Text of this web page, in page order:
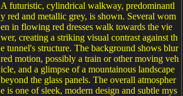
A futuristic, cylindrical walkway, predominantl
y red and metallic grey, is shown. Several wom
en in flowing red dresses walk towards the vie
wer, creating a striking visual contrast against th
e tunnel's structure. The background shows blur
red motion, possibly a train or other moving veh
icle, and a glimpse of a mountainous landscape
beyond the glass panels. The overall atmospher
e is one of sleek, modern design and subtle mys